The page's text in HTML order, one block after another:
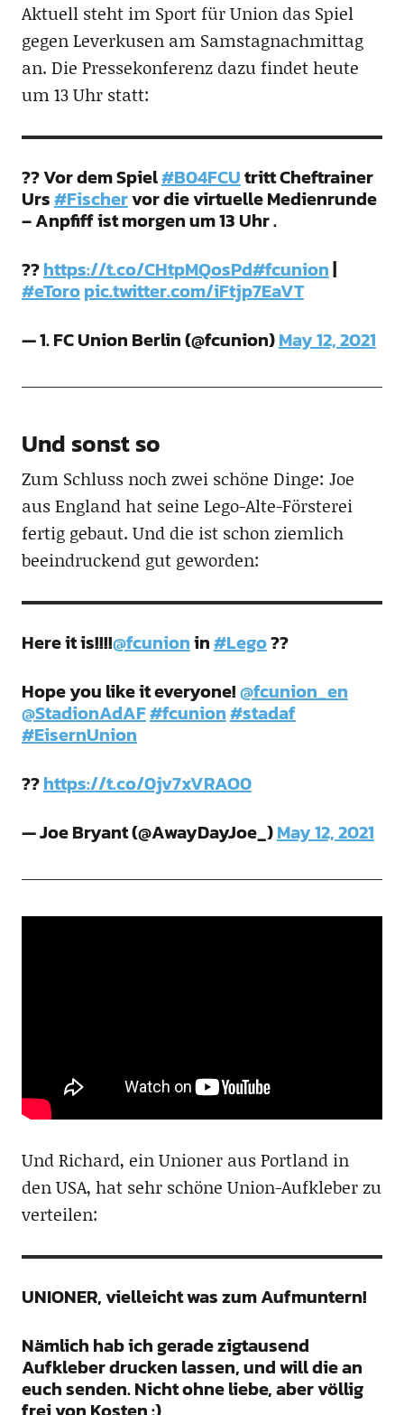
Aktuell steht im Sport für Union das Spiel
gegen Leverkusen am Samstagnachmittag
an. Die Pressekonferenz dazu findet heute
um 13 Uhr statt:
?? Vor dem Spiel#B04FCUtritt Cheftrainer
Urs#Fischervor die virtuelle Medienrunde
– Anpfiff ist morgen um 13 Uhr .
??https://t.co/CHtpMQosPd#fcunion|
#eToropic.twitter.com/iFtjp7EaVT
— 1. FC Union Berlin (@fcunion)May 12, 2021
Und sonst so
Zum Schluss noch zwei schöne Dinge: Joe
aus England hat seine Lego-Alte-Försterei
fertig gebaut. Und die ist schon ziemlich
beeindruckend gut geworden:
Here it is!!!!@fcunionin#Lego??
Hope you like it everyone!@fcunion_en
@StadionAdAF#fcunion#stadaf
#EisernUnion
??https://t.co/0jv7xVRAO0
— Joe Bryant (@AwayDayJoe_)May 12, 2021
Und Richard, ein Unioner aus Portland in
den USA, hat sehr schöne Union-Aufkleber zu
verteilen:
UNIONER, vielleicht was zum Aufmuntern!
Nämlich hab ich gerade zigtausend
Aufkleber drucken lassen, und will die an
euch senden. Nicht ohne liebe, aber völlig